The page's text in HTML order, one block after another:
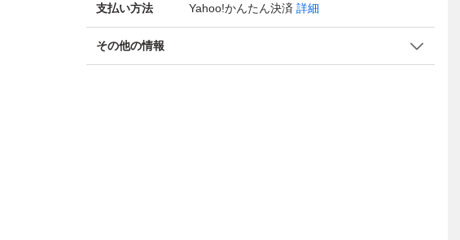
支払い方法 Yahoo!かんたん決済 詳細
その他の情報